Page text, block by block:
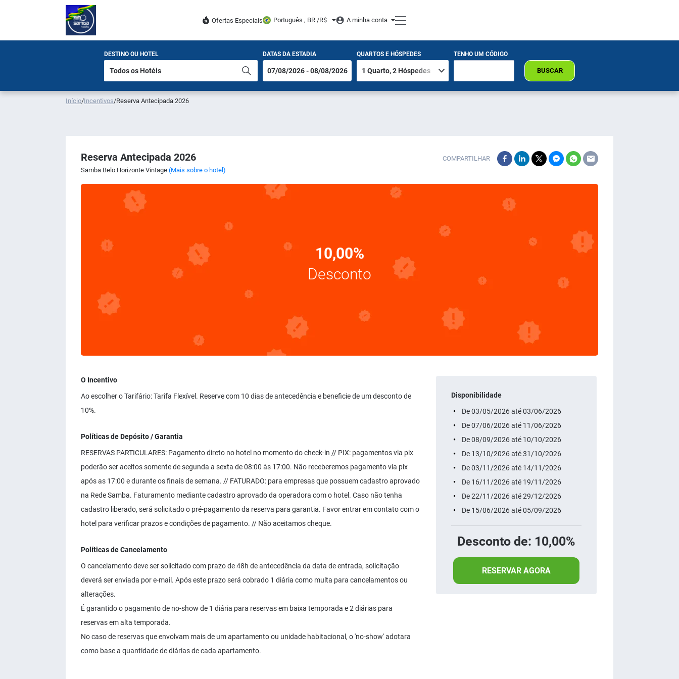
Ofertas Especiais Português , BR /R$ A minha conta
DESTINO OU HOTEL DATAS DA ESTADIA QUARTOS E HÓSPEDES TENHO UM CÓDIGO
BUSCAR
Início/Incentivos/Reserva Antecipada 2026
Reserva Antecipada 2026
Samba Belo Horizonte Vintage (Mais sobre o hotel)
COMPARTILHAR
10,00%
Desconto
O Incentivo
Ao escolher o Tarifário: Tarifa Flexível. Reserve com 10 dias de antecedência e beneficie de um desconto de
10%.
Políticas de Depósito / Garantia
RESERVAS PARTICULARES: Pagamento direto no hotel no momento do check-in // PIX: pagamentos via pix
poderão ser aceitos somente de segunda a sexta de 08:00 às 17:00. Não receberemos pagamento via pix
após as 17:00 e durante os finais de semana. // FATURADO: para empresas que possuem cadastro aprovado
na Rede Samba. Faturamento mediante cadastro aprovado da operadora com o hotel. Caso não tenha
cadastro liberado, será solicitado o pré-pagamento da reserva para garantia. Favor entrar em contato com o
hotel para verificar prazos e condições de pagamento. // Não aceitamos cheque.
Políticas de Cancelamento
O cancelamento deve ser solicitado com prazo de 48h de antecedência da data de entrada, solicitação
deverá ser enviada por e-mail. Após este prazo será cobrado 1 diária como multa para cancelamentos ou
alterações.
É garantido o pagamento de no-show de 1 diária para reservas em baixa temporada e 2 diárias para
reservas em alta temporada.
No caso de reservas que envolvam mais de um apartamento ou unidade habitacional, o 'no-show' adotara
como base a quantidade de diárias de cada apartamento.
Disponibilidade
De 03/05/2026 até 03/06/2026
De 07/06/2026 até 11/06/2026
De 08/09/2026 até 10/10/2026
De 13/10/2026 até 31/10/2026
De 03/11/2026 até 14/11/2026
De 16/11/2026 até 19/11/2026
De 22/11/2026 até 29/12/2026
De 15/06/2026 até 05/09/2026
Desconto de: 10,00%
RESERVAR AGORA